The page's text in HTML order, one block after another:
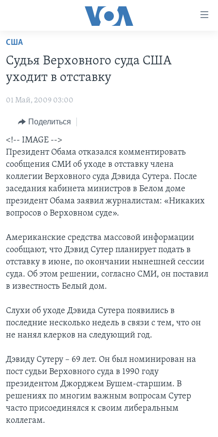
Перейти
основной
контент
Перейти
навигации
Перейти
поиск
ПРОГРАММЫ
НОВОСТИ ЗА МИНУТУ
ИТОГИ
ПОЧЕМУ ЭТО ВАЖНО?
ДИСКУССИЯ VOA
ДЕТАЛИ
НЬЮ-ЙОРК NEW YORK
АМЕРИКА. БОЛЬШОЕ ПУТЕШЕСТВИЕ
УЧИМ АНГЛИЙСКИЙ
НАША АМЕРИКАНСКАЯ ИСТОРИЯ
А КАК В АМЕРИКЕ?
АРТЕФАКТЫ
АМЕРИКАНСКИЕ ГОРОДКИ
ТЕСТЫ
ЭКСПЕРТИЗА
ИНТЕРВЬЮ
ФАКТЫ ПРОТИВ ФЕЙКОВ
ЗА СВОБОДУ ПРЕССЫ
УЧИМ АНГЛИЙСКИЙ
ВИДЕО
ПОДПИСКА НА НОВОСТИ
Learning English
СОЦИАЛЬНЫЕ СЕТИ
Языки
США
Судья Верховного суда США
уходит в отставку
01 Май, 2009 03:00
Поделиться
<!-- IMAGE -->
Президент Обама отказался комментировать
сообщения СМИ об уходе в отставку члена
коллегии Верховного суда Дэвида Сутера. После
заседания кабинета министров в Белом доме
президент Обама заявил журналистам: «Никаких
вопросов о Верховном суде».
Американские средства массовой информации
сообщают, что Дэвид Сутер планирует подать в
отставку в июне, по окончании нынешней сессии
суда. Об этом решении, согласно СМИ, он поставил
в известность Белый дом.
Слухи об уходе Дэвида Сутера появились в
последние несколько недель в связи с тем, что он
не нанял клерков на следующий год.
Дэвиду Сутеру – 69 лет. Он был номинирован на
пост судьи Верховного суда в 1990 году
президентом Джорджем Бушем-старшим. В
решениях по многим важным вопросам Сутер
часто присоединялся к своим либеральным
коллегам.